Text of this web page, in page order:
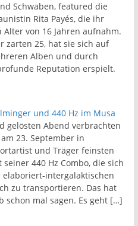
Schwaben, featured die
Rita Payés, die ihr
von 16 Jahren aufnahm.
25, hat sie sich auf
Alben und durch
Reputation erspielt.
und 440 Hz im Musa
gelösten Abend verbrachten
23. September in
und Träger feinsten
440 Hz Combo, die sich
intergalaktischen
zu transportieren. Das hat
schon mal sagen. Es geht […]